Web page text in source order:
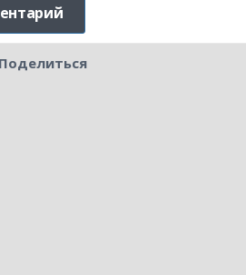
Поделиться